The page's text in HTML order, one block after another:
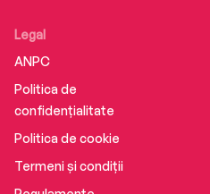
Legal
ANPC
Politica de
confidențialitate
Politica de cookie
Termeni și condiții